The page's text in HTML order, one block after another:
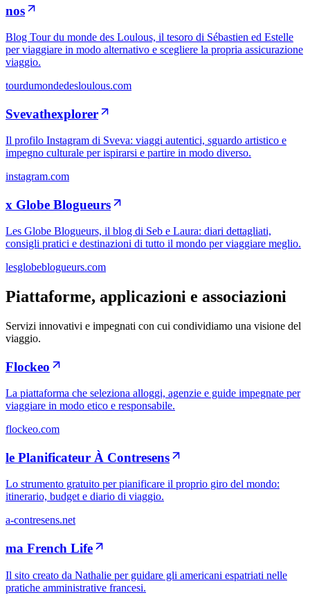
nos
Blog Tour du monde des Loulous, il tesoro di Sébastien ed Estelle
per viaggiare in modo alternativo e scegliere la propria assicurazione
viaggio.
tourdumondedesloulous.com
Svevathexplorer
Il profilo Instagram di Sveva: viaggi autentici, sguardo artistico e
impegno culturale per ispirarsi e partire in modo diverso.
instagram.com
x Globe Blogueurs
Les Globe Blogueurs, il blog di Seb e Laura: diari dettagliati,
consigli pratici e destinazioni di tutto il mondo per viaggiare meglio.
lesglobeblogueurs.com
Piattaforme, applicazioni e associazioni
Servizi innovativi e impegnati con cui condividiamo una visione del
viaggio.
Flockeo
La piattaforma che seleziona alloggi, agenzie e guide impegnate per
viaggiare in modo etico e responsabile.
flockeo.com
le Planificateur À Contresens
Lo strumento gratuito per pianificare il proprio giro del mondo:
itinerario, budget e diario di viaggio.
a-contresens.net
ma French Life
Il sito creato da Nathalie per guidare gli americani espatriati nelle
pratiche amministrative francesi.